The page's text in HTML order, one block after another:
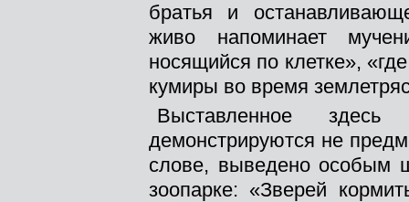
братья и
живо напоминает
носящийся по клетке»,
кумиры во время
Выставленное
демонстрируются не
слове, выведено особым
зоопарке: «Зверей